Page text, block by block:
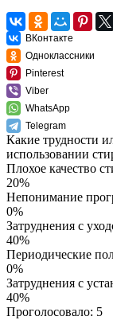
ВКонтакте
Одноклассники
Pinterest
Viber
WhatsApp
Telegram
Какие трудности
использовании
Плохое качество
20%
Непонимание
0%
Затруднения с
40%
Периодические
0%
Затруднения с
40%
Проголосовало: 5